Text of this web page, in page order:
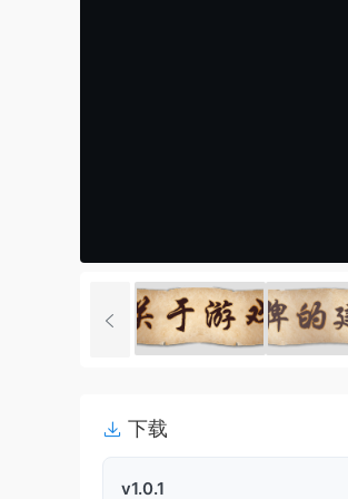
下载
v1.0.1